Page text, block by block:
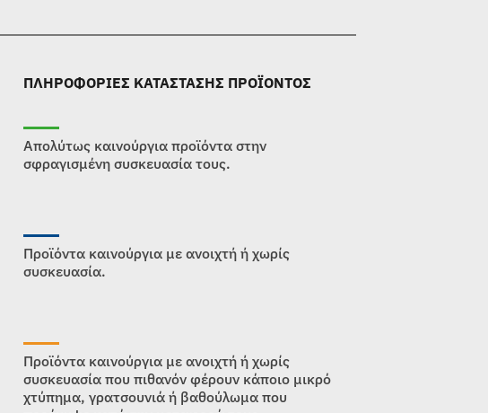
ΠΛΗΡΟΦΟΡΙΕΣ ΚΑΤΑΣΤΑΣΗΣ ΠΡΟΪΟΝΤΟΣ
Απολύτως καινούργια προϊόντα στην
σφραγισμένη συσκευασία τους.
Προϊόντα καινούργια με ανοιχτή ή χωρίς
συσκευασία.
Προϊόντα καινούργια με ανοιχτή ή χωρίς
συσκευασία που πιθανόν φέρουν κάποιο μικρό
χτύπημα, γρατσουνιά ή βαθούλωμα που